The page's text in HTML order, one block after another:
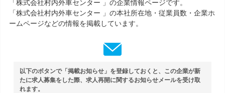
「株式会社村内外車センター 」の企業情報ページです。
「株式会社村内外車センター 」の本社所在地・従業員数・企業ホ
ームページなどの情報を掲載しています。
以下のボタンで「掲載お知らせ」を登録しておくと、この企業が新
たに求人募集をした際、求人再開に関するお知らせメールを受け取
れます。